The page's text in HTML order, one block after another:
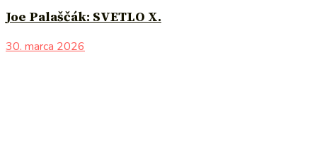
Joe Palaščák: SVETLO X.
30. marca 2026